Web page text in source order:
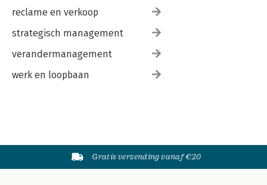
reclame en verkoop
strategisch management
verandermanagement
werk en loopbaan
Gratis verzending vanaf €20